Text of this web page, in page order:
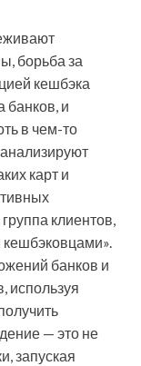
борьба за
кешбэка
банков, и
в чем-то
карт и
клиентов,
банков и
используя
— это не
запуская